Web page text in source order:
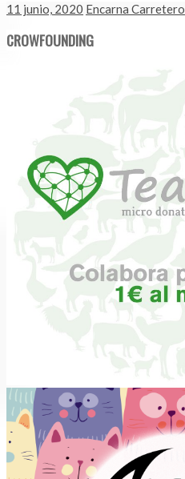
11 junio, 2020 Encarna Carretero
CROWFOUNDING